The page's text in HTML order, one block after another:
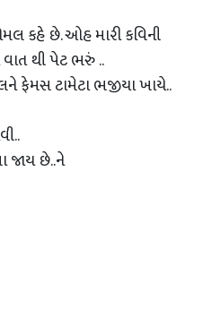
કહે છે. ઓહ મારી કવિની
વાત થી પેટ ભરું ..
ફેમસ ટામેટા ભજીયા ખાયે..
જાય છે..ને